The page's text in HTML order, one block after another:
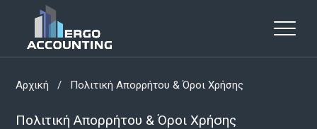
Αρχική / Πολιτική Απορρήτου & Όροι Χρήσης
Πολιτική Απορρήτου & Όροι Χρήσης